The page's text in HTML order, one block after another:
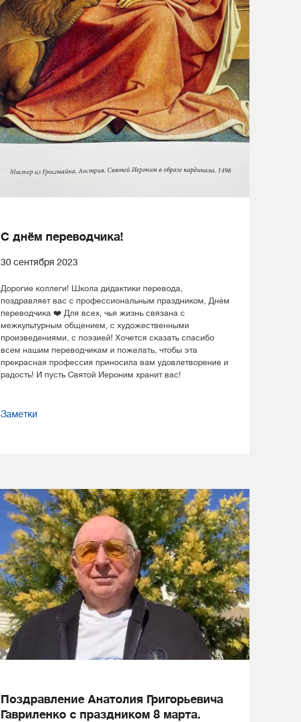
С днём переводчика!
30 сентября 2023
Дорогие коллеги! Школа дидактики перевода,
поздравляет вас с профессиональным праздником, Днём
переводчика ❤️ Для всех, чья жизнь связана с
межкультурным общением, с художественными
произведениями, с поэзией! Хочется сказать спасибо
всем нашим переводчикам и пожелать, чтобы эта
прекрасная профессия приносила вам удовлетворение и
радость! И пусть Святой Иероним хранит вас!
Заметки
Поздравление Анатолия Григорьевича
Гавриленко с праздником 8 марта.